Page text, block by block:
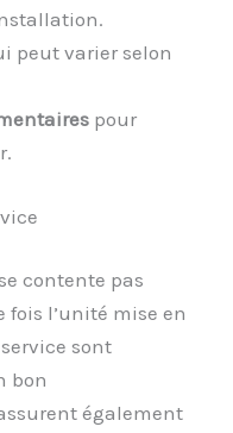
peut varier selon
pour
contente pas
l’unité mise en
sont
bon
également